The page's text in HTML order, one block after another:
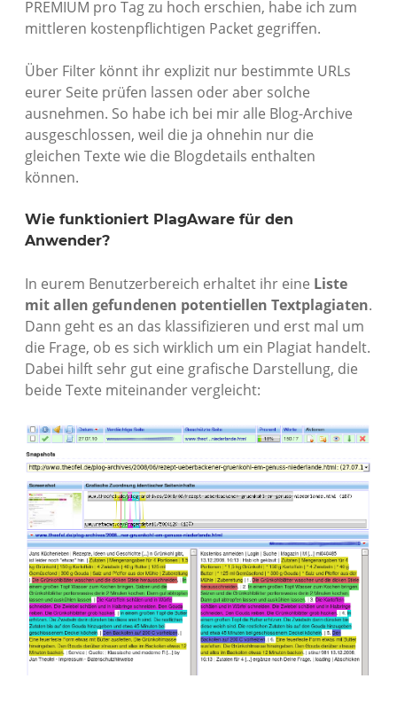
PREMIUM pro Tag zu hoch erschien, habe ich zum
mittleren kostenpflichtigen Packet gegriffen.
Über Filter könnt ihr explizit nur bestimmte URLs
eurer Seite prüfen lassen oder aber solche
ausnehmen. So habe ich bei mir alle Blog-Archive
ausgeschlossen, weil die ja ohnehin nur die
gleichen Texte wie die Blogdetails enthalten
können.
Wie funktioniert PlagAware für den
Anwender?
In eurem Benutzerbereich erhaltet ihr eine Liste
mit allen gefundenen potentiellen Textplagiaten.
Dann geht es an das klassifizieren und erst mal um
die Frage, ob es sich wirklich um ein Plagiat handelt.
Dabei hilft sehr gut eine grafische Darstellung, die
beide Texte miteinander vergleicht: